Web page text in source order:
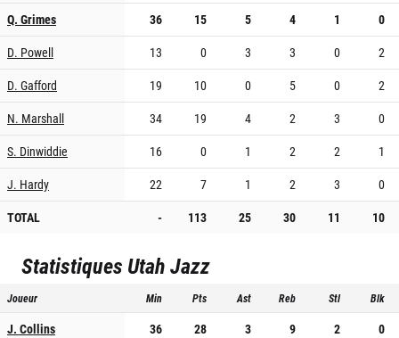
Q. Grimes
36 15 5 4 1
0
D. Powell
13 0 3 3 0
2
D. Gafford
19 10 0 5 0
2
N. Marshall
34 19 4 2 3
0
S. Dinwiddie
16 0 1 2 2
1
J. Hardy
22 7 1 2 3
0
TOTAL
- 113 25 30 11 10
Statistiques Utah Jazz
Joueur Min Pts Ast Reb Stl Blk
J. Collins 36 28 3 9 2
0